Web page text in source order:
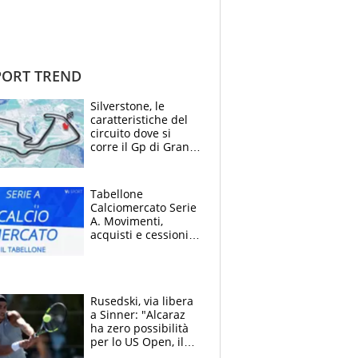
TREND
Silverstone, le
caratteristiche del
circuito dove si
corre il Gp di Gran
Tabellone
Calciomercato Serie
A. Movimenti,
acquisti e cessioni:
Rusedski, via libera
a Sinner: "Alcaraz
ha zero possibilità
per lo US Open, il